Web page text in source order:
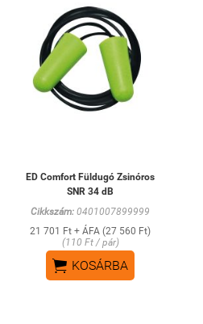
ED Comfort Füldugó Zsinóros
SNR 34 dB
Cikkszám: 0401007899999
21 701 Ft + ÁFA (27 560 Ft)
(110 Ft / pár)
 KOSÁRBA